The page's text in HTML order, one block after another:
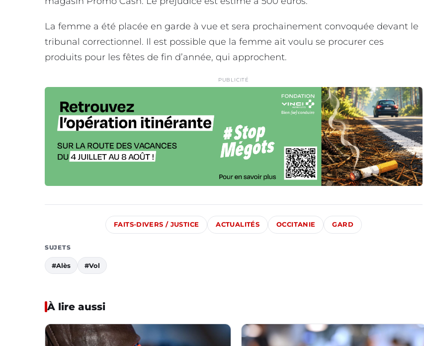
La femme a été placée en garde à vue et sera prochainement convoquée devant le
tribunal correctionnel. Il est possible que la femme ait voulu se procurer ces
produits pour les fêtes de fin d’année, qui approchent.
PUBLICITÉ
FAITS-DIVERS / JUSTICE ACTUALITÉS OCCITANIE GARD
SUJETS
#Alès #Vol
À lire aussi